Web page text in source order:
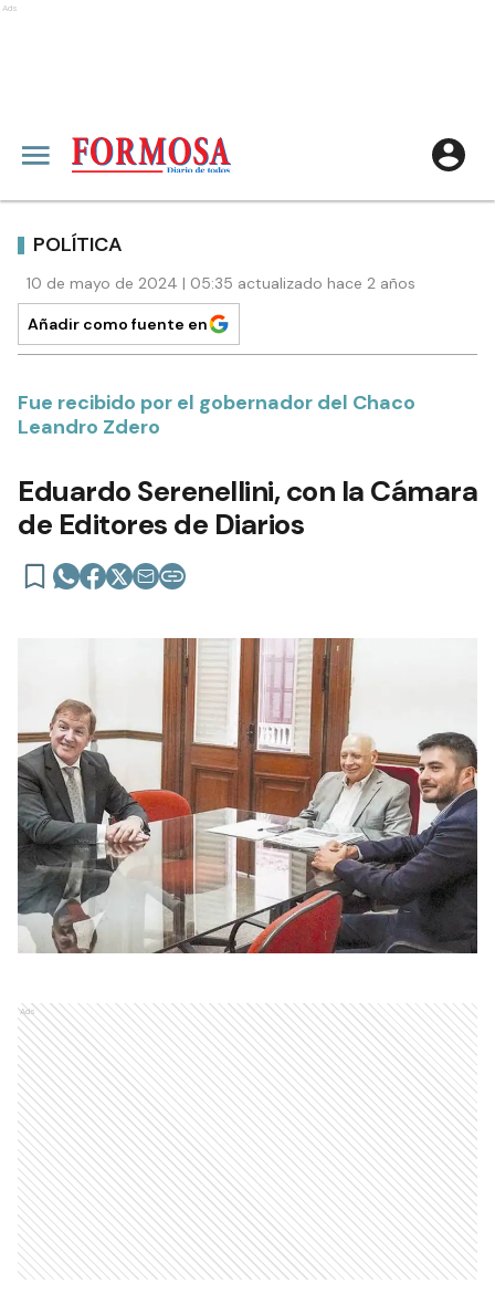
Ads
POLÍTICA
10 de mayo de 2024 | 05:35 actualizado hace 2 años
Añadir como fuente en
Fue recibido por el gobernador del Chaco
Leandro Zdero
Eduardo Serenellini, con la Cámara
de Editores de Diarios
Ads